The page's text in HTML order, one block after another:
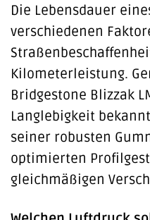
Die Lebensdauer
verschiedenen
Kilometerleistung.
Bridgestone Blizzak
Langlebigkeit
seiner robusten
optimierten
gleichmäßigen